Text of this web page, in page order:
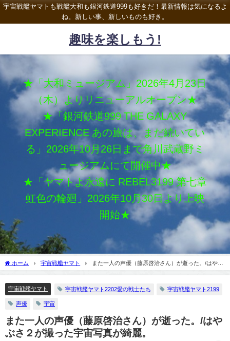
宇宙戦艦ヤマトも戦艦大和も銀河鉄道999も好きだ！最新情報は気になるよ
ね。新しい事、新しいものも好き。
趣味を楽しもう!
★「大和ミュージアム」2026年4月23日
（木）よりリニューアルオープン★
★「銀河鉄道999 THE GALAXY
EXPERIENCE あの旅は、まだ続いてい
る」2026年10月26日まで角川武蔵野ミ
ュージアムにて開催中★
★「ヤマトよ永遠に REBEL3199 第七章
虹色の輪廻」2026年10月30日より上映
開始★
ホーム 宇宙戦艦ヤマト
また一人の声優（藤原啓治さん）が逝った。/はやぶ
宇宙戦艦ヤマト 宇宙戦艦ヤマト2202愛の戦士たち 宇宙戦艦ヤマト2199
声優 宇宙
また一人の声優（藤原啓治さん）が逝った。/はや
ぶさ２が撮った宇宙写真が綺麗。